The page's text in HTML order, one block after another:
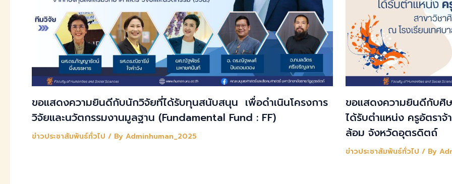
ขอแสดงความยินดีกับนักวิจัยที่ได้รับทุนสนับสนุน เพื่อดำเนินโครงการ
วิจัยและนวัตกรรมงานมูลฐาน (Fundamental Fund : FF)
ข่าวประชาสัมพันธ์ทั่วไป / By Adminhuman_2025
ขอแสดงความยินดีกับศิ
ได้รับตำแหน่ง ครูอัตราจ้
ล้อม จังหวัดอุตรดิตถ์
ข่าวประชาสัมพันธ์ทั่วไป / By